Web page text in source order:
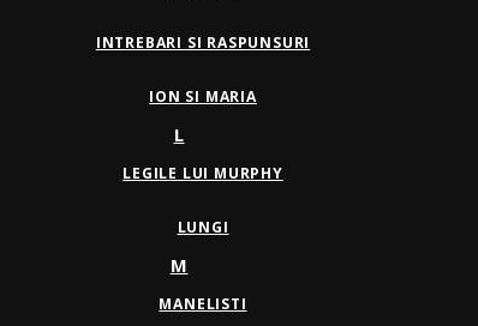
INTREBARI SI RASPUNSURI
ION SI MARIA
L
LEGILE LUI MURPHY
LUNGI
M
MANELISTI